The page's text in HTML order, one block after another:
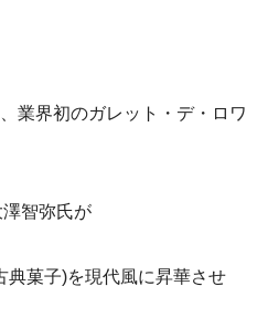
業界初のガレット・デ・ロワ
智弥氏が
典菓子)を現代風に昇華させ